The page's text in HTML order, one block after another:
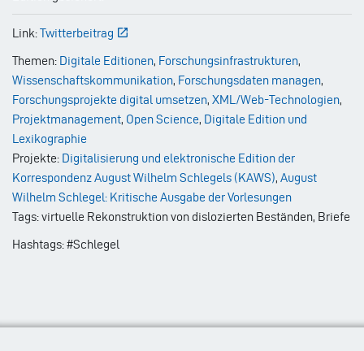
Link:Twitterbeitrag
Themen: Digitale Editionen, Forschungsinfrastrukturen,
Wissenschaftskommunikation, Forschungsdaten managen,
Forschungsprojekte digital umsetzen, XML/Web-Technologien,
Projektmanagement, Open Science, Digitale Edition und
Lexikographie
Projekte: Digitalisierung und elektronische Edition der
Korrespondenz August Wilhelm Schlegels (KAWS), August
Wilhelm Schlegel: Kritische Ausgabe der Vorlesungen
Tags: virtuelle Rekonstruktion von dislozierten Beständen, Briefe
Hashtags: #Schlegel